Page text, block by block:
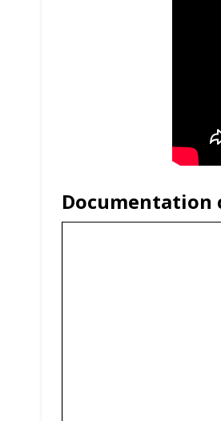
Documentation